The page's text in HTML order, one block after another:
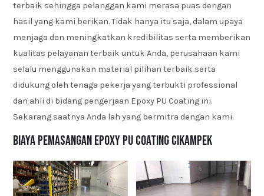
terbaik sehingga pelanggan kami merasa puas dengan
hasil yang kami berikan. Tidak hanya itu saja, dalam upaya
menjaga dan meningkatkan kredibilitas serta memberikan
kualitas pelayanan terbaik untuk Anda, perusahaan kami
selalu menggunakan material pilihan terbaik serta
didukung oleh tenaga pekerja yang terbukti professional
dan ahli di bidang pengerjaan Epoxy PU Coating ini.
Sekarang saatnya Anda lah yang bermitra dengan kami.
Biaya Pemasangan Epoxy PU Coating Cikampek